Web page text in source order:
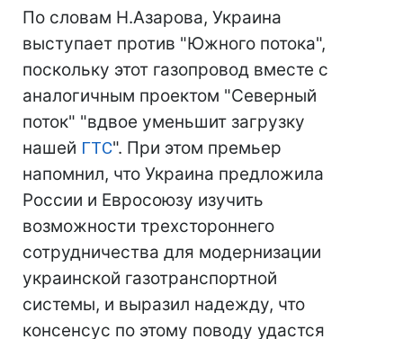
По словам Н.Азарова, Украина
выступает против "Южного потока",
поскольку этот газопровод вместе с
аналогичным проектом "Северный
поток" "вдвое уменьшит загрузку
нашей ГТС". При этом премьер
напомнил, что Украина предложила
России и Евросоюзу изучить
возможности трехстороннего
сотрудничества для модернизации
украинской газотранспортной
системы, и выразил надежду, что
консенсус по этому поводу удастся